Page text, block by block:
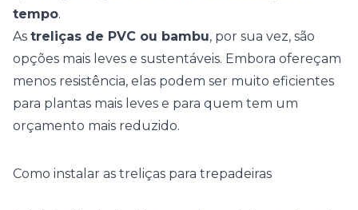
tempo.
As treliças de PVC ou bambu, por sua vez, são
opções mais leves e sustentáveis. Embora ofereçam
menos resistência, elas podem ser muito eficientes
para plantas mais leves e para quem tem um
orçamento mais reduzido.
Como instalar as treliças para trepadeiras